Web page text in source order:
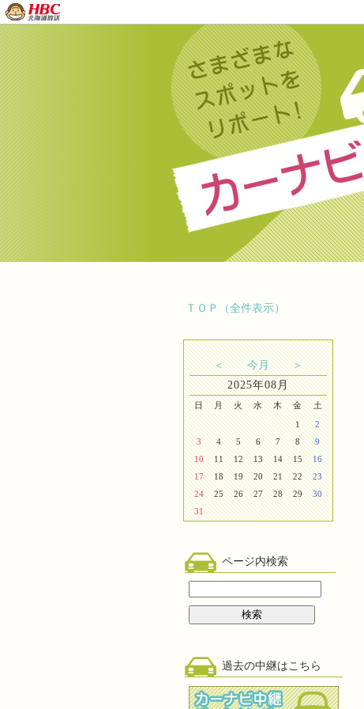
ＴＯＰ（全件表示）
＜ 今月
＞
2025年08月
日 月 火 水 木 金
土
1
2
3
4 5 6 7 8
9
10
11 12 13 14 15
16
17
18 19 20 21 22
23
24
25 26 27 28 29
30
31
ページ内検索
過去の中継はこちら